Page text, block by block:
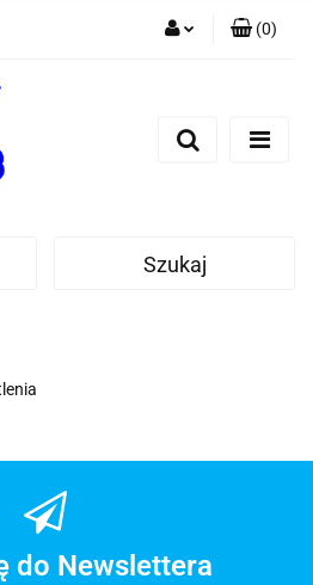
Zarejestruj się
(0)
Szukaj
do Newslettera